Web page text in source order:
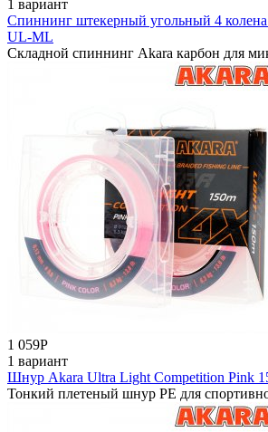
1 вариант
Спиннинг штекерный угольный 4
UL-ML
Складной спиннинг Аkara карбон для
1 059Р
1 вариант
Шнур Akara Ultra Light Competition Pink
Тонкий плетеный шнур РЕ для